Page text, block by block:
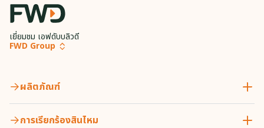
เยี่ยมชม เอฟดับบลิวดี
FWD Group
ผลิตภัณฑ์
การเรียกร้องสินไหม